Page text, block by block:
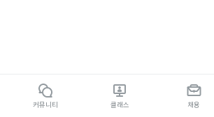
커뮤니티 클래스 채용